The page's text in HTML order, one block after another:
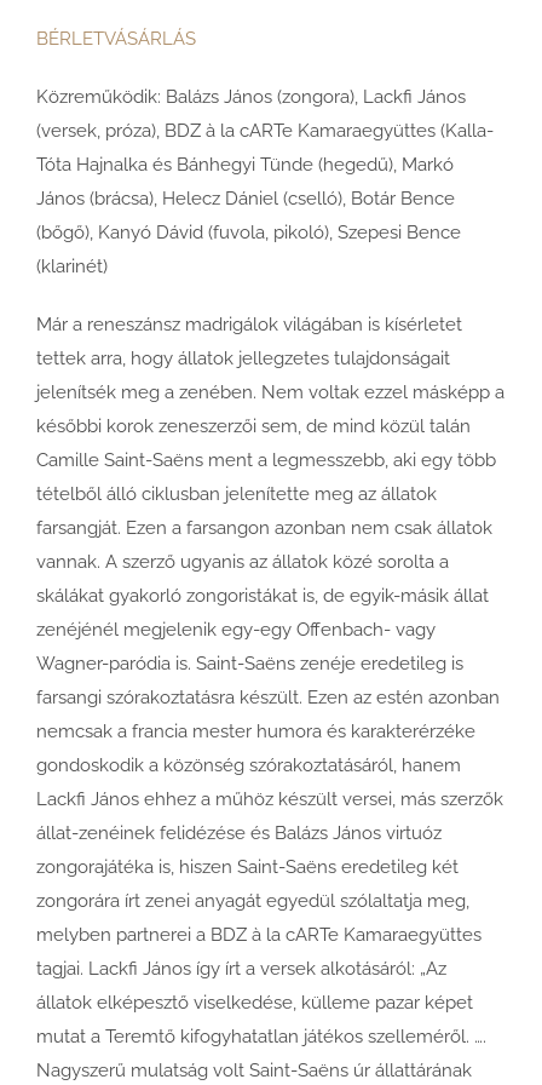
BÉRLETVÁSÁRLÁS
Közreműködik: Balázs János (zongora), Lackfi János
(versek, próza), BDZ à la cARTe Kamaraegyüttes (Kalla-
Tóta Hajnalka és Bánhegyi Tünde (hegedű), Markó
János (brácsa), Helecz Dániel (cselló), Botár Bence
(bőgő), Kanyó Dávid (fuvola, pikoló), Szepesi Bence
(klarinét)
Már a reneszánsz madrigálok világában is kísérletet
tettek arra, hogy állatok jellegzetes tulajdonságait
jelenítsék meg a zenében. Nem voltak ezzel másképp a
későbbi korok zeneszerzői sem, de mind közül talán
Camille Saint-Saëns ment a legmesszebb, aki egy több
tételből álló ciklusban jelenítette meg az állatok
farsangját. Ezen a farsangon azonban nem csak állatok
vannak. A szerző ugyanis az állatok közé sorolta a
skálákat gyakorló zongoristákat is, de egyik-másik állat
zenéjénél megjelenik egy-egy Offenbach- vagy
Wagner-paródia is. Saint-Saëns zenéje eredetileg is
farsangi szórakoztatásra készült. Ezen az estén azonban
nemcsak a francia mester humora és karakterérzéke
gondoskodik a közönség szórakoztatásáról, hanem
Lackfi János ehhez a műhöz készült versei, más szerzők
állat-zenéinek felidézése és Balázs János virtuóz
zongorajátéka is, hiszen Saint-Saëns eredetileg két
zongorára írt zenei anyagát egyedül szólaltatja meg,
melyben partnerei a BDZ à la cARTe Kamaraegyüttes
tagjai. Lackfi János így írt a versek alkotásáról: „Az
állatok elképesztő viselkedése, külleme pazar képet
mutat a Teremtő kifogyhatatlan játékos szelleméről. ….
Nagyszerű mulatság volt Saint-Saëns úr állattárának